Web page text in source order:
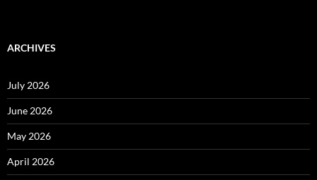
ARCHIVES
July 2026
June 2026
May 2026
April 2026